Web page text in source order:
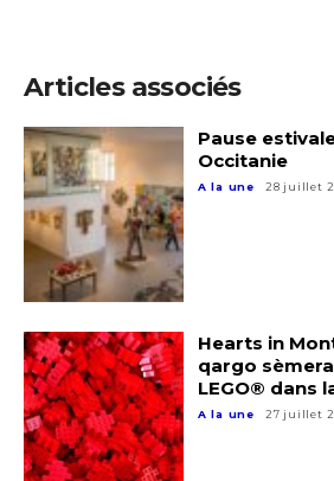
Articles associés
Pause
Occitanie
A la une 28 juillet
Hearts in
qargo
LEGO® dans
A la une 27 juillet